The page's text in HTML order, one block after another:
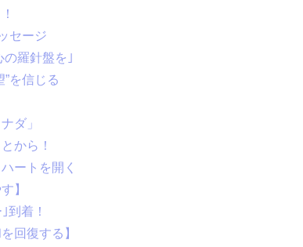
セージ
の羅針盤を｣
を信じる
ダ」
から！
ートを開く
】
到着！
回復する】